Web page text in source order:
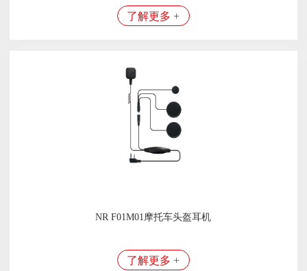
了解更多 +
NR F01M01摩托车头盔耳机
了解更多 +